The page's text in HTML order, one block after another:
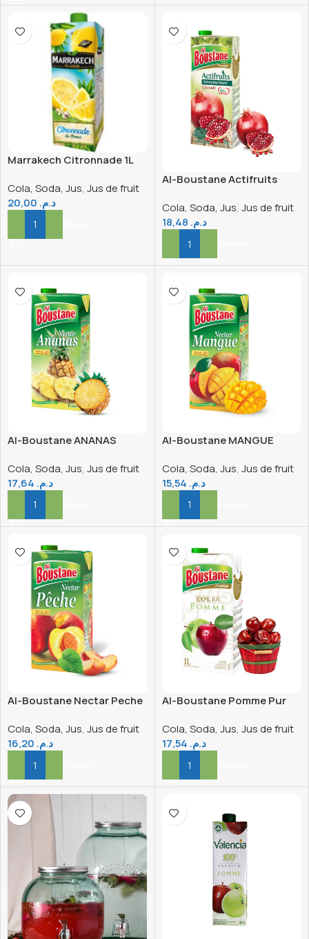
Marrakech Citronnade 1L
Cola, Soda, Jus, Jus de fruit
د.م.
Ajouter Au Panier
Al-Boustane Actifruits
Cola, Soda, Jus, Jus de fruit
د.م.
Ajouter Au Panier
Al-Boustane ANANAS
Cola, Soda, Jus, Jus de fruit
د.م.
Ajouter Au Panier
Al-Boustane MANGUE
Cola, Soda, Jus, Jus de fruit
د.م.
Ajouter Au Panier
Al-Boustane Nectar Peche
Cola, Soda, Jus, Jus de fruit
د.م.
Ajouter Au Panier
Al-Boustane Pomme Pur
Cola, Soda, Jus, Jus de fruit
د.م.
Ajouter Au Panier